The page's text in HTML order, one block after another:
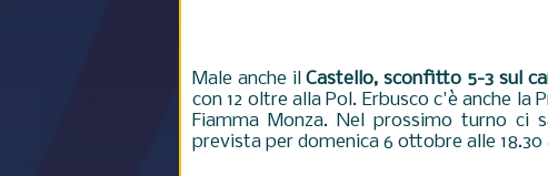
Male anche ilCastello, sconfitto 5-3 sul
con 12 oltre alla Pol. Erbusco c'è anche
Fiamma Monza. Nel prossimo turno
prevista per domenica 6 ottobre alle 18.30